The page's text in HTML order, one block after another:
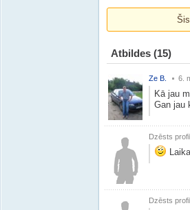
Atbildes (15)
Ze B. 6.
Kā jau
Gan jau
Dzēsts
Dzēsts